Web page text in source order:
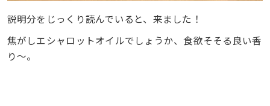
説明分をじっくり読んでいると、来ました！
焦がしエシャロットオイルでしょうか、食欲そそる良い香
り～。